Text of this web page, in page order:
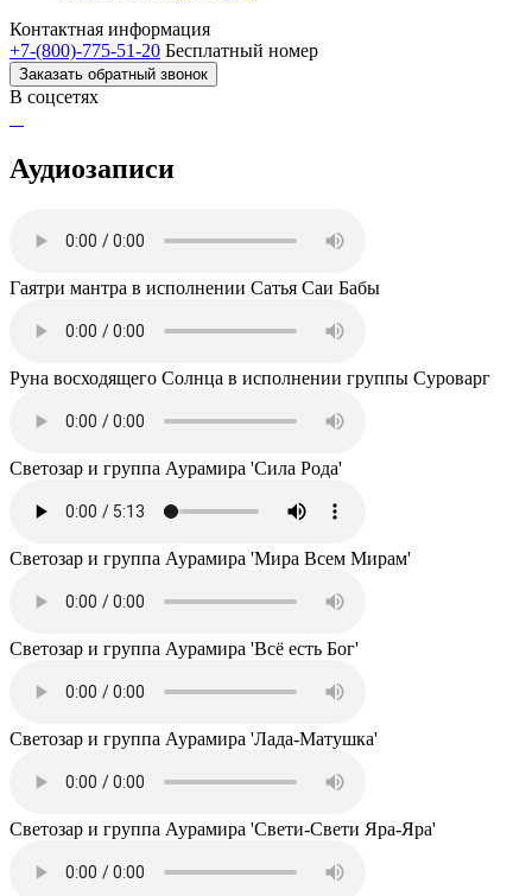
Контактная информация
+7-(800)-775-51-20 Бесплатный номер
Заказать обратный звонок
В соцсетях
Аудиозаписи
Гаятри мантра в исполнении Сатья Саи Бабы
Руна восходящего Солнца в исполнении группы Суроварг
Светозар и группа Аурамира 'Сила Рода'
Светозар и группа Аурамира 'Мира Всем Мирам'
Светозар и группа Аурамира 'Всё есть Бог'
Светозар и группа Аурамира 'Лада-Матушка'
Светозар и группа Аурамира 'Свети-Свети Яра-Яра'